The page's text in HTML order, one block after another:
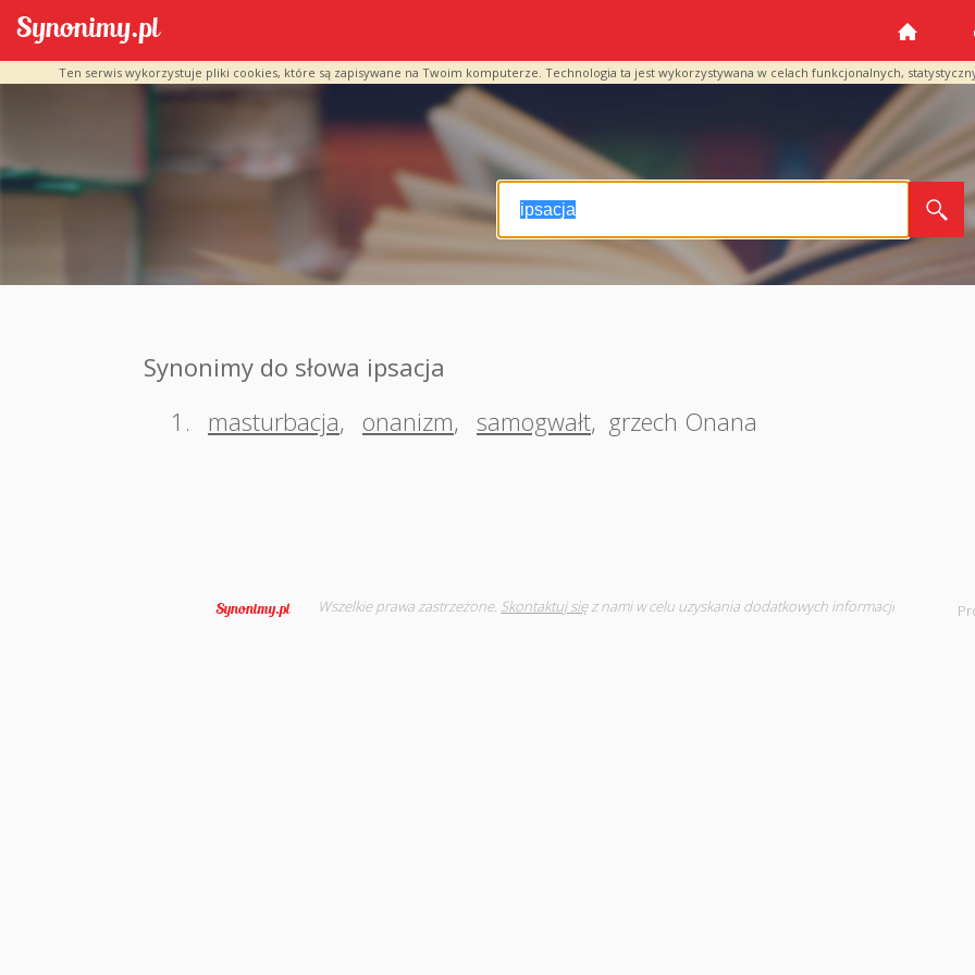
Ten serwis wykorzystuje pliki cookies, które są zapisywane na Twoim komputerze. Technologia ta jest wykorzystywana w celach funkcjonalnych,
Synonimy do słowa ipsacja
1.
masturbacja, onanizm, samogwałt, grzech Onana
Wszelkie prawa zastrzeżone. Skontaktuj sięz nami w celu uzyskania dodatkowych informacji